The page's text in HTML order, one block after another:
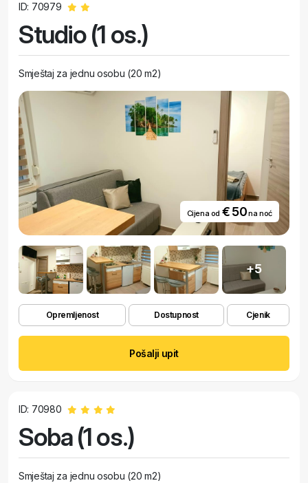
ID: 70979
Studio (1 os.)
Smještaj za jednu osobu (20 m2)
Cijena od € 50na noć
+5
Opremljenost Dostupnost Cjenik
Pošalji upit
ID: 70980
Soba (1 os.)
Smještaj za jednu osobu (20 m2)